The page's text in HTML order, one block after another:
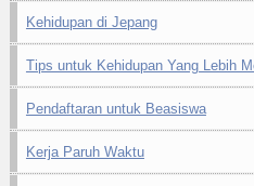
Kehidupan di Jepang
Tips untuk Kehidupan Yang Lebih
Pendaftaran untuk Beasiswa
Kerja Paruh Waktu